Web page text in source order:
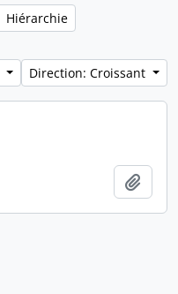
Hiérarchie
Direction: Croissant